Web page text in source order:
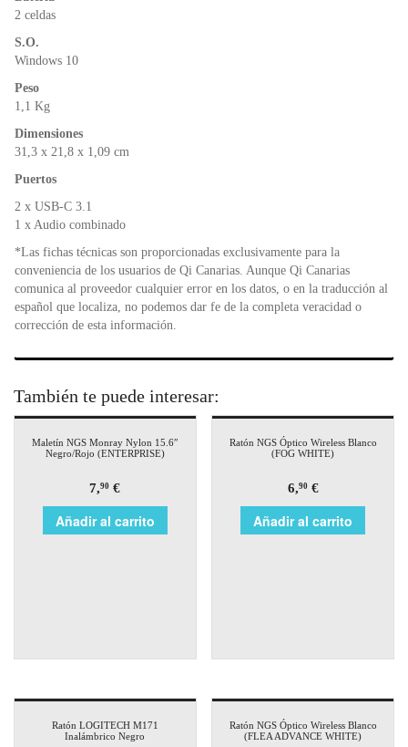
2 celdas
S.O.
Windows 10
Peso
1,1 Kg
Dimensiones
31,3 x 21,8 x 1,09 cm
Puertos
2 x USB-C 3.1
1 x Audio combinado
*Las fichas técnicas son proporcionadas exclusivamente para la
conveniencia de los usuarios de Qi Canarias. Aunque Qi Canarias
comunica al proveedor cualquier error en los datos, o en la traducción al
español que localiza, no podemos dar fe de la completa veracidad o
corrección de esta información.
También te puede interesar:
Maletín NGS Monray Nylon 15.6″
Negro/Rojo (ENTERPRISE)
7,90 €
Añadir al carrito
Ratón NGS Óptico Wireless Blanco
(FOG WHITE)
6,90€
Añadir al carrito
Ratón LOGITECH M171
Inalámbrico Negro
Ratón NGS Óptico Wireless Blanco
(FLEA ADVANCE WHITE)